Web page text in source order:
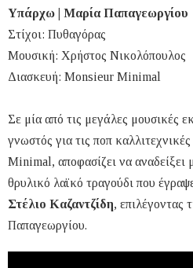
Υπάρχω | Μαρία Παπαγεωργίου
Στίχοι: Πυθαγόρας
Μουσική: Χρήστος Νικολόπουλος
Διασκευή: Monsieur Minimal
Σε μία από τις μεγάλες μουσικές
γνωστός για τις ποπ
Minimal, αποφασίζει να αναδείξει
θρυλικό λαϊκό τραγούδι που
Στέλιο Καζαντζίδη, επιλέγοντας
Παπαγεωργίου.